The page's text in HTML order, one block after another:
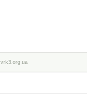
vrk3.org.ua